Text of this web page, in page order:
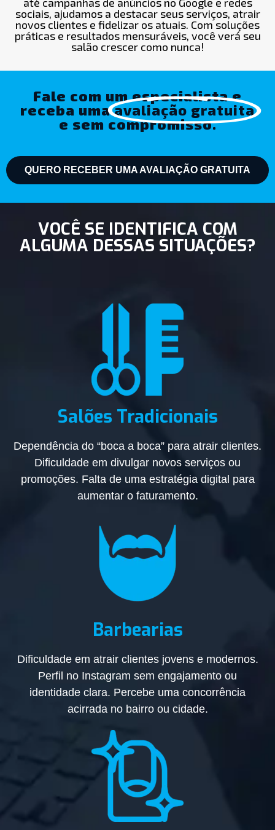
sociais, ajudamos a destacar seus serviços, atrair
novos clientes e fidelizar os atuais. Com soluções
práticas e resultados mensuráveis, você verá seu
salão crescer como nunca!
Fale com um especialista e
receba uma avaliação gratuita
e sem compromisso.
QUERO RECEBER UMA AVALIAÇÃO GRATUITA
VOCÊ SE IDENTIFICA COM
ALGUMA DESSAS SITUAÇÕES?
Salões Tradicionais
Dependência do “boca a boca” para atrair clientes.
Dificuldade em divulgar novos serviços ou
promoções. Falta de uma estratégia digital para
aumentar o faturamento.
Barbearias
Dificuldade em atrair clientes jovens e modernos.
Perfil no Instagram sem engajamento ou
identidade clara. Percebe uma concorrência
acirrada no bairro ou cidade.